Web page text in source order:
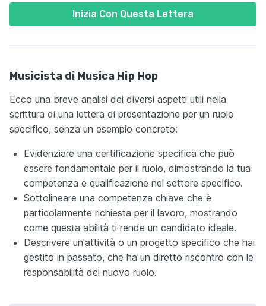
Inizia Con Questa Lettera
Musicista di Musica Hip Hop
Ecco una breve analisi dei diversi aspetti utili nella
scrittura di una lettera di presentazione per un ruolo
specifico, senza un esempio concreto:
Evidenziare una certificazione specifica che può
essere fondamentale per il ruolo, dimostrando la tua
competenza e qualificazione nel settore specifico.
Sottolineare una competenza chiave che è
particolarmente richiesta per il lavoro, mostrando
come questa abilità ti rende un candidato ideale.
Descrivere un'attività o un progetto specifico che hai
gestito in passato, che ha un diretto riscontro con le
responsabilità del nuovo ruolo.